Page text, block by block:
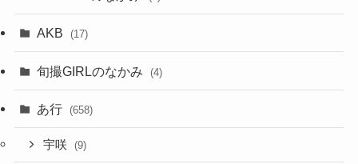
AKB (17)
旬撮GIRLのなかみ (4)
あ行 (658)
宇咲 (9)